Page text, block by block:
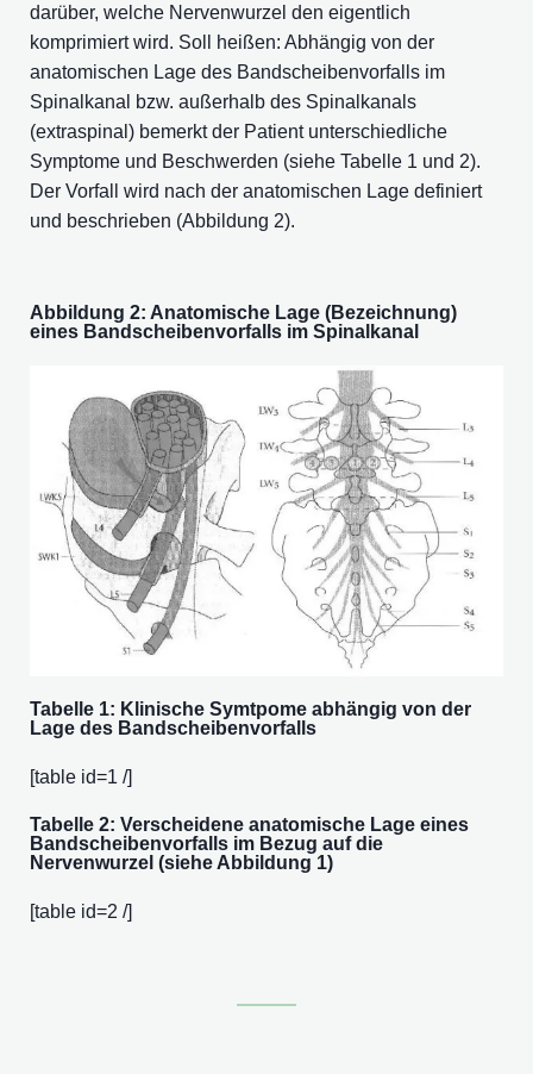
darüber, welche Nervenwurzel den eigentlich
komprimiert wird. Soll heißen: Abhängig von der
anatomischen Lage des Bandscheibenvorfalls im
Spinalkanal bzw. außerhalb des Spinalkanals
(extraspinal) bemerkt der Patient unterschiedliche
Symptome und Beschwerden (siehe Tabelle 1 und 2).
Der Vorfall wird nach der anatomischen Lage definiert
und beschrieben (Abbildung 2).
Abbildung 2: Anatomische Lage (Bezeichnung)
eines Bandscheibenvorfalls im Spinalkanal
Tabelle 1: Klinische Symtpome abhängig von der
Lage des Bandscheibenvorfalls
[table id=1 /]
Tabelle 2: Verscheidene anatomische Lage eines
Bandscheibenvorfalls im Bezug auf die
Nervenwurzel (siehe Abbildung 1)
[table id=2 /]